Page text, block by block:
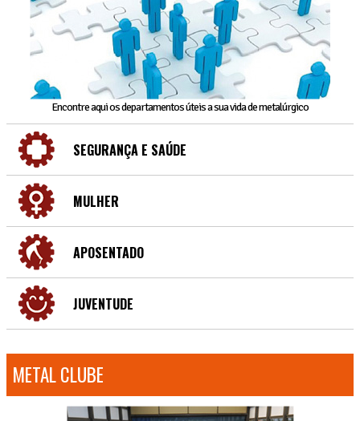
Encontre aqui os departamentos úteis a sua vida de metalúrgico
SEGURANÇA E SAÚDE
MULHER
APOSENTADO
JUVENTUDE
METAL CLUBE